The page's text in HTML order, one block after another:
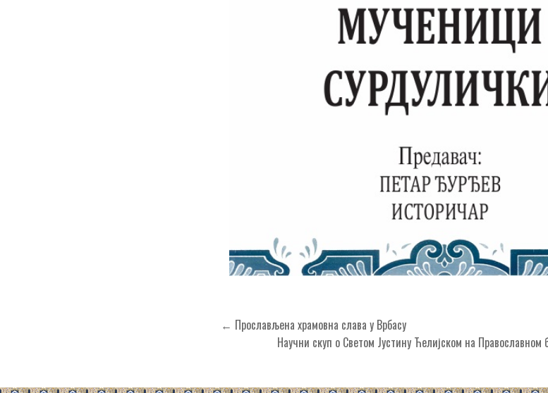
Кретање
чланка
← Прослављена храмовна слава у Врбасу
Научни скуп о Светом Јустину Ћелијском на Православном